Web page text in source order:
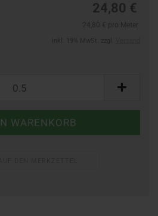
24,80 €